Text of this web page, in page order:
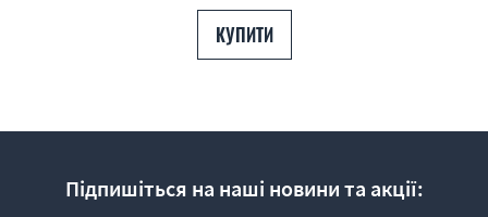
КУПИТИ
Підпишіться на наші новини та акції: